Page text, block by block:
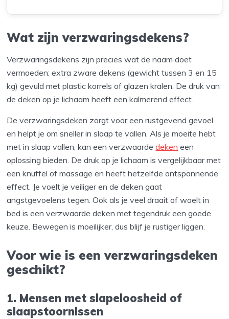
Wat zijn verzwaringsdekens?
Verzwaringsdekens zijn precies wat de naam doet
vermoeden: extra zware dekens (gewicht tussen 3 en 15
kg) gevuld met plastic korrels of glazen kralen. De druk van
de deken op je lichaam heeft een kalmerend effect.
De verzwaringsdeken zorgt voor een rustgevend gevoel
en helpt je om sneller in slaap te vallen. Als je moeite hebt
met in slaap vallen, kan een verzwaardedeken een
oplossing bieden. De druk op je lichaam is vergelijkbaar met
een knuffel of massage en heeft hetzelfde ontspannende
effect. Je voelt je veiliger en de deken gaat
angstgevoelens tegen. Ook als je veel draait of woelt in
bed is een verzwaarde deken met tegendruk een goede
keuze. Bewegen is moeilijker, dus blijf je rustiger liggen.
Voor wie is een verzwaringsdeken
geschikt?
1. Mensen met slapeloosheid of
slaapstoornissen